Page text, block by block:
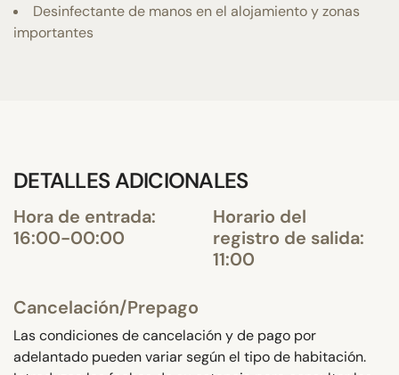
Desinfectante de manos en el alojamiento y zonas
importantes
DETALLES ADICIONALES
Hora de entrada:
16:00-00:00
Horario del
registro de salida:
11:00
Cancelación/Prepago
Las condiciones de cancelación y de pago por
adelantado pueden variar según el tipo de habitación.